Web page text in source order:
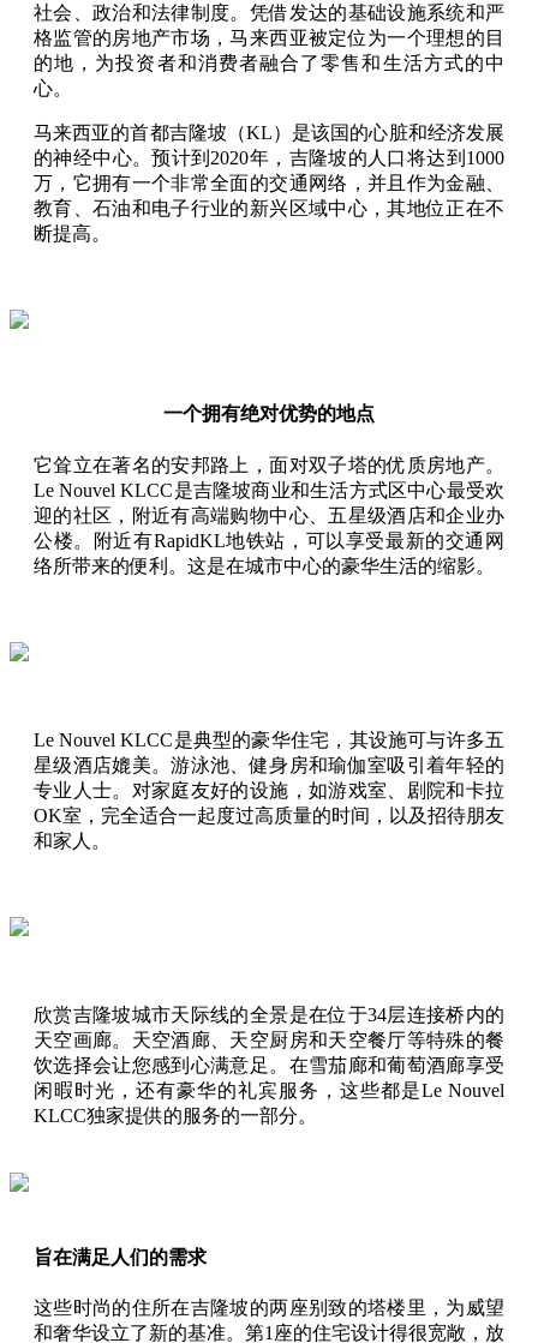
社会、政治和法律制度。凭借发达的基础设施系统和严
格监管的房地产市场，马来西亚被定位为一个理想的目
的地，为投资者和消费者融合了零售和生活方式的中
心。
马来西亚的首都吉隆坡（KL）是该国的心脏和经济发展
的神经中心。预计到2020年，吉隆坡的人口将达到1000
万，它拥有一个非常全面的交通网络，并且作为金融、
教育、石油和电子行业的新兴区域中心，其地位正在不
断提高。
一个拥有绝对优势的地点
它耸立在著名的安邦路上，面对双子塔的优质房地产。
Le Nouvel KLCC是吉隆坡商业和生活方式区中心最受欢
迎的社区，附近有高端购物中心、五星级酒店和企业办
公楼。附近有RapidKL地铁站，可以享受最新的交通网
络所带来的便利。这是在城市中心的豪华生活的缩影。
Le Nouvel KLCC是典型的豪华住宅，其设施可与许多五
星级酒店媲美。游泳池、健身房和瑜伽室吸引着年轻的
专业人士。对家庭友好的设施，如游戏室、剧院和卡拉
OK室，完全适合一起度过高质量的时间，以及招待朋友
和家人。
欣赏吉隆坡城市天际线的全景是在位于34层连接桥内的
天空画廊。天空酒廊、天空厨房和天空餐厅等特殊的餐
饮选择会让您感到心满意足。在雪茄廊和葡萄酒廊享受
闲暇时光，还有豪华的礼宾服务，这些都是Le Nouvel
KLCC独家提供的服务的一部分。
旨在满足人们的需求
这些时尚的住所在吉隆坡的两座别致的塔楼里，为威望
和奢华设立了新的基准。第1座的住宅设计得很宽敞，放